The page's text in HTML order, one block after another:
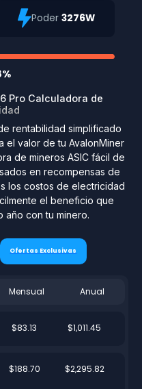
Poder3276W
Pro Calculadora de
rentabilidad simplificado
el valor de tu AvalonMiner
de mineros ASIC fácil de
en recompensas de
los costos de electricidad
el beneficio que
año con tu minero.
Ofertas Exclusivas
Mensual Anual
$83.13 $1,011.45
$188.70 $2,295.82